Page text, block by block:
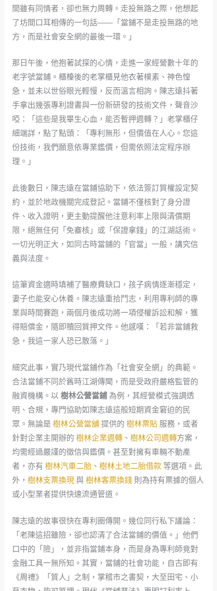
間雖有同情者，卻也無力周轉。走投無路之際，他想起
了坊間口耳相傳的一句話——「當鋪不是走投無路的地
方，而是社會安全網的最後一環。」
那日午後，他抱著試探的心情，走進一家經營數十年的
老字號當鋪。櫃檯後的老掌櫃見他衣著樸素、神色惶
急，並未以世俗眼光輕慢，反而溫言相詢。陳志遠抖著
手拿出幾張專利證書與一份新研發的技術文件，聲音沙
啞：「這些是我畢生心血，能否暫押週轉？」老掌櫃仔
細端詳，點了點頭：「專利無形，但價值在人心。您這
份技術，我們願意依專業鑑價，但需依照法定程序辦
理。」
此後數日，陳志遠在當鋪協助下，依法簽訂質權設定契
約，並於地政機關完成登記。當鋪不僅核對了身分證
件、收入證明，更主動提醒他注意利率上限與清償期
限，絕無任何「免審核」或「保證拿錢」的江湖話術。
一切光明正大，如同古時當鋪的「官當」一般，講究信
義與法度。
這筆資金適時填補了醫療費缺口，孩子病情逐漸穩定，
妻子也能安心休養。陳志遠重拾鬥志，利用專利師的專
業與時間賽跑，兩個月後成功將一項侵權訴訟和解，獲
得賠償金，隨即贖回質押文件。他感嘆：「若非當鋪救
急，我這一家人恐已散落。」
細究此事，實乃現代當鋪作為「社會安全網」的典範。
合法當鋪不同於舊時江湖傳聞，而是受政府嚴格監管的
融資機構。以 樹林公營當鋪為例，其經營模式強調透
明、合規，專門協助如陳志遠這般短期資金窘迫的民
眾。無論是 樹林公營當舖提供的 樹林票貼服務，或者
針對企業主開辦的 樹林企業週轉、 樹林公司週轉方案，
均需經過嚴謹的徵信與鑑價。甚至對擁有車輛不動產
者，亦有 樹林汽車二胎、 樹林土地二胎借款等選項。此
外， 樹林支票換現與 樹林客票換錢則為持有票據的個人
或小型業者提供快速流通管道。
陳志遠的故事很快在專利圈傳開。幾位同行私下議論：
「老陳這招雖險，卻也認清了合法當鋪的價值。」他們
口中的「險」，並非指當鋪本身，而是身為專利師竟對
金融工具一無所知。其實，當鋪的社會功能，自古即有
《周禮》「質人」之制，掌稽市之書契，大至田宅、小